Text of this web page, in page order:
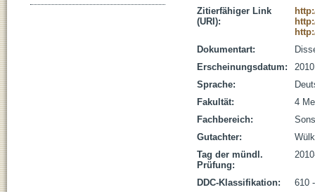
Zitierfähiger Link
(URI):
Dokumentart:
Erscheinungsdatum:
2010
Sprache:
Fakultät:
4
Fachbereich:
Gutachter:
Tag der mündl.
Prüfung:
DDC-Klassifikation:
610